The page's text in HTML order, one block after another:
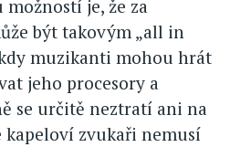
je, že za
být takovým „all in
muzikanti mohou hrát
jeho procesory a
se určitě neztratí ani na
kapeloví zvukaři nemusí